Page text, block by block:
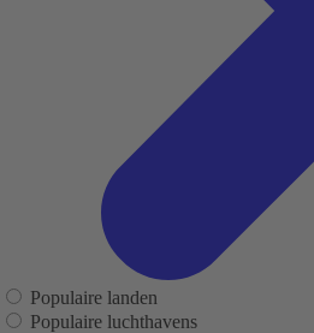
Populaire landen
Populaire luchthavens